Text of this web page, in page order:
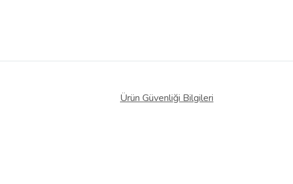
Ürün Güvenliği Bilgileri